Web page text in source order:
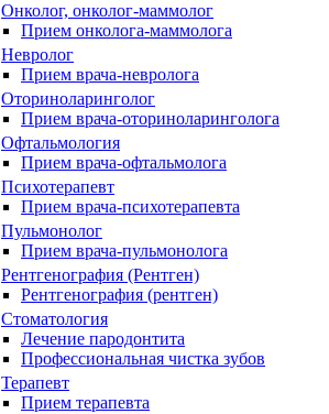
Онколог, онколог-маммолог
Прием онколога-маммолога
Невролог
Прием врача-невролога
Оториноларинголог
Прием врача-оториноларинголога
Офтальмология
Прием врача-офтальмолога
Психотерапевт
Прием врача-психотерапевта
Пульмонолог
Прием врача-пульмонолога
Рентгенография (Рентген)
Рентгенография (рентген)
Стоматология
Лечение пародонтита
Профессиональная чистка зубов
Терапевт
Прием терапевта